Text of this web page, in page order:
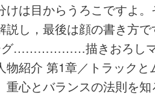
けは目からうろこですよ
説し，最後は顔の書き方
グ………………描きおろしマ
物紹介 第1章／トラック
重心とバランスの法則を